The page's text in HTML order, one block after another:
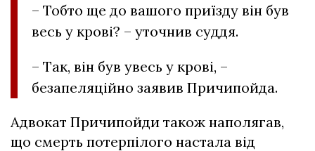
– Тобто ще до вашого приїзду він був
весь у крові? – уточнив суддя.
– Так, він був увесь у крові, –
безапеляційно заявив Причипойда.
Адвокат Причипойди також наполягав,
що смерть потерпілого настала від